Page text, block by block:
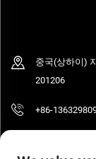
중국(상하이)
201206
+86-